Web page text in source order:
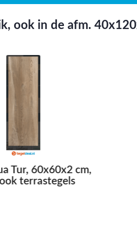
ook in de afm.
Tur, 60x60x2 cm,
terrastegels